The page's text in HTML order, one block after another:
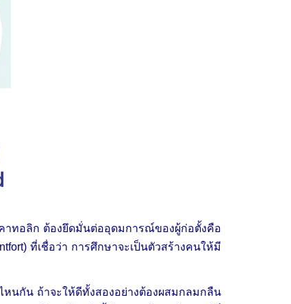
าทอลิก ต้องยึดมั่นต่ออุดมการณ์ของผู้ก่อตั้งคือ
ที่เชื่อว่า การศึกษาจะเป็นตัวสร้างคนให้มี
หนกัน ถ้าจะให้ดีทั้งสองอย่างต้องผสมกลมกลืน